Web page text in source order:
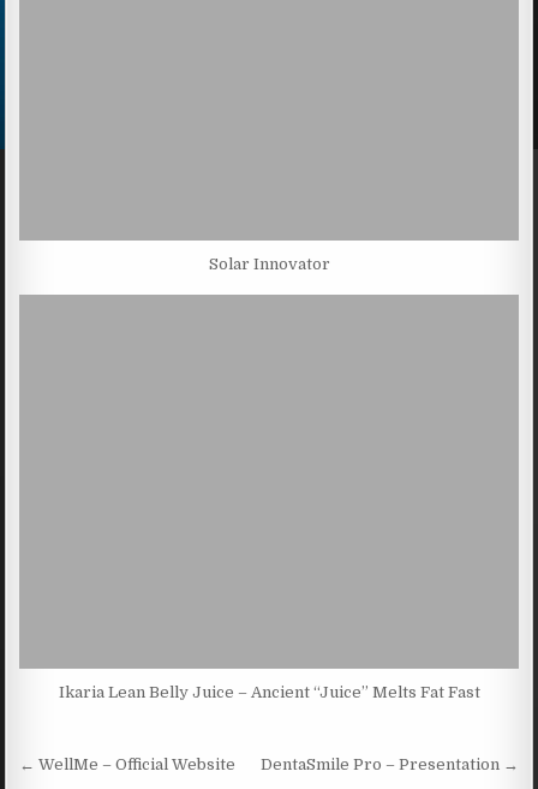
Solar Innovator
Ikaria Lean Belly Juice – Ancient “Juice” Melts Fat Fast
Post navigation
← WellMe – Official Website DentaSmile Pro – Presentation →